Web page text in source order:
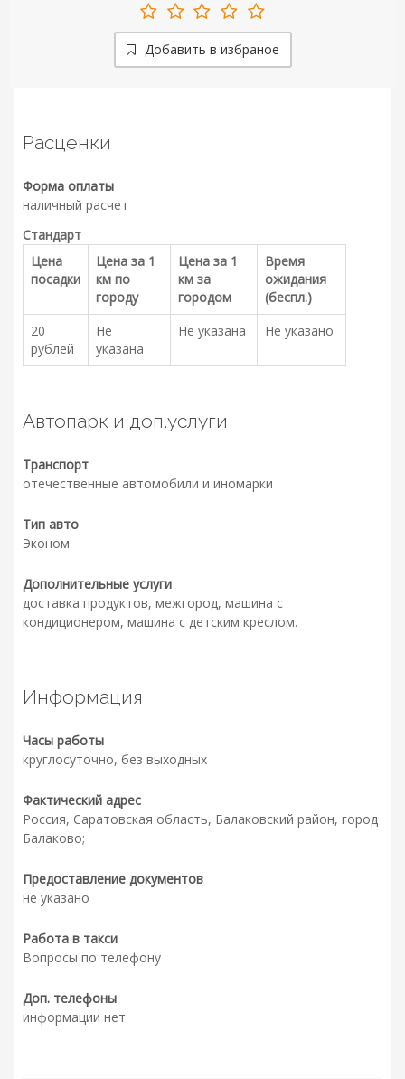
Добавить в избраное
Расценки
Форма оплаты
наличный расчет
Стандарт
Цена
посадки
Цена за 1
км по
городу
Цена за 1
км за
городом
Время
ожидания
(беспл.)
20
рублей
Не
указана
Не указана Не указано
Автопарк и доп.услуги
Транспорт
отечественные автомобили и иномарки
Тип авто
Эконом
Дополнительные услуги
доставка продуктов, межгород, машина с
кондиционером, машина с детским креслом.
Информация
Часы работы
круглосуточно, без выходных
Фактический адрес
Россия, Саратовская область, Балаковский район, город
Балаково;
Предоставление документов
не указано
Работа в такси
Вопросы по телефону
Доп. телефоны
информации нет